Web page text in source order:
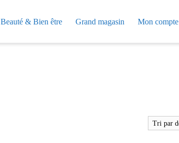
Beauté & Bien être Grand magasin Mon compte